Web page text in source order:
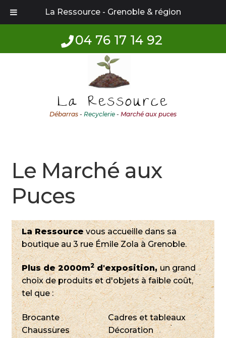
La Ressource - Grenoble & région
04 76 17 14 92
La Ressource
Débarras - Recyclerie - Marché aux puces
Le Marché aux
Puces
La Ressourcevous accueille dans sa
boutique au 3 rue Émile Zola à Grenoble.
Plus de 2000m2d'exposition,un grand
choix de produits et d'objets à faible coût,
tel que :
Brocante
Chaussures
Cadres et tableaux
Décoration